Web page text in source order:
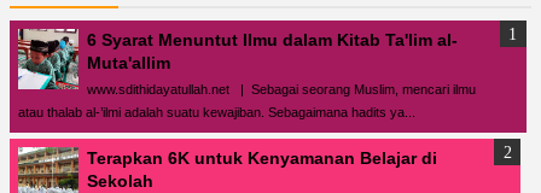
6 Syarat Menuntut Ilmu dalam Kitab Ta'lim al-
Muta'allim
www.sdithidayatullah.net | Sebagai seorang Muslim, mencari ilmu
atau thalab al-’ilmi adalah suatu kewajiban. Sebagaimana hadits ya...
Terapkan 6K untuk Kenyamanan Belajar di
Sekolah